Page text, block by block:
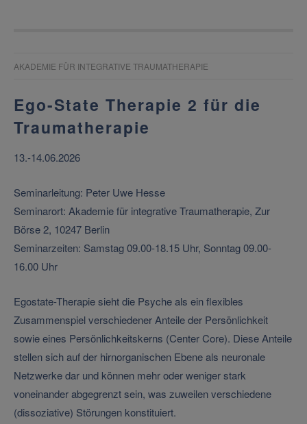
AKADEMIE FÜR INTEGRATIVE TRAUMATHERAPIE
Ego-State Therapie 2 für die
Traumatherapie
13.-14.06.2026
Seminarleitung: Peter Uwe Hesse
Seminarort: Akademie für integrative Traumatherapie, Zur
Börse 2, 10247 Berlin
Seminarzeiten: Samstag 09.00-18.15 Uhr, Sonntag 09.00-
16.00 Uhr
Egostate-Therapie sieht die Psyche als ein flexibles
Zusammenspiel verschiedener Anteile der Persönlichkeit
sowie eines Persönlichkeitskerns (Center Core). Diese Anteile
stellen sich auf der hirnorganischen Ebene als neuronale
Netzwerke dar und können mehr oder weniger stark
voneinander abgegrenzt sein, was zuweilen verschiedene
(dissoziative) Störungen konstituiert.